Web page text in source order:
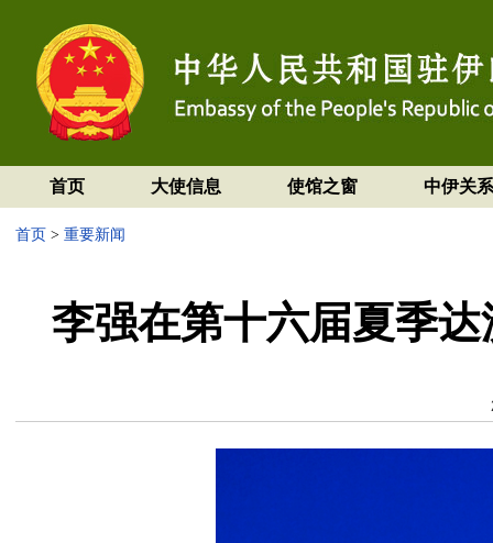
首页 大使信息 使馆之窗 中伊关系
首页 > 重要新闻
李强在第十六届夏季